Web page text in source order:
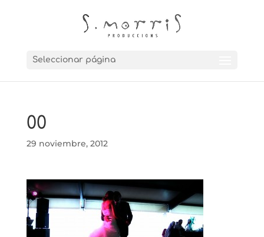
Seleccionar página
00
29 noviembre, 2012